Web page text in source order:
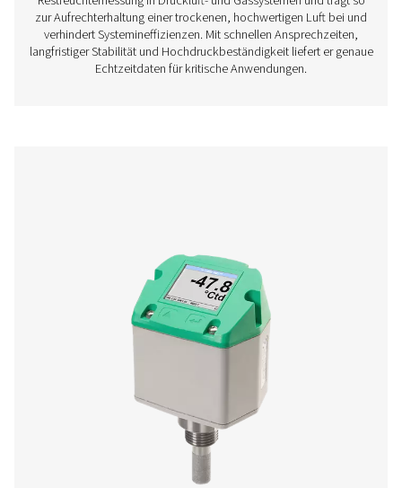
PDP Check S3/S4 stationäre
Die PDP Check S3 und S4 sind für die
stationären Taupunkts in Druckluft- und Gassystemen